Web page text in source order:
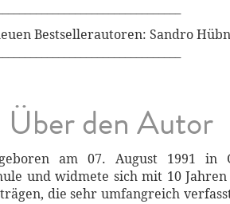
Bestsellerautoren: Sandro
Über den Autor
am 07. August 1991 in
und widmete sich mit 10 Jahren
die sehr umfangreich